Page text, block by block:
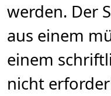
werden. Der
aus einem
einem
nicht